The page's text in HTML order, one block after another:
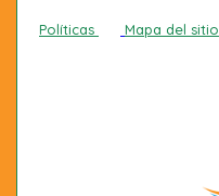
Políticas Mapa del sitio